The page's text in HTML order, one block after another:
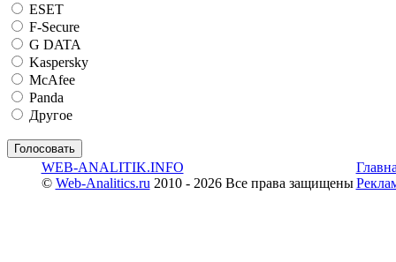
ESET
F-Secure
G DATA
Kaspersky
McAfee
Panda
Другое
WEB-ANALITIK.INFO
© Web-Analitics.ru 2010 - 2026 Все права защищены